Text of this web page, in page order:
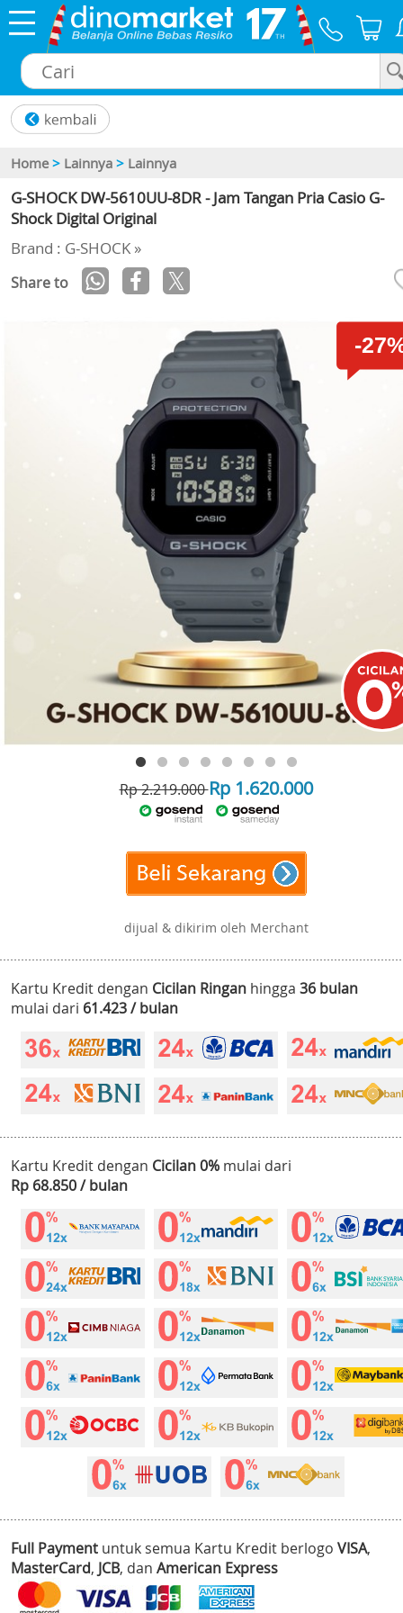
Home > Lainnya > Lainnya
G-SHOCK DW-5610UU-8DR - Jam Tangan Pria Casio G-
Shock Digital Original
Brand : G-SHOCK »
Share to
-
Rp 2.219.000Rp 1.620.000
dijual & dikirim oleh Merchant
Kartu Kredit dengan Cicilan Ringan hingga 36 bulan
mulai dari 61.423 / bulan
Kartu Kredit dengan Cicilan 0% mulai dari
Rp 68.850 / bulan
Full Payment untuk semua Kartu Kredit berlogo VISA,
MasterCard, JCB, dan American Express